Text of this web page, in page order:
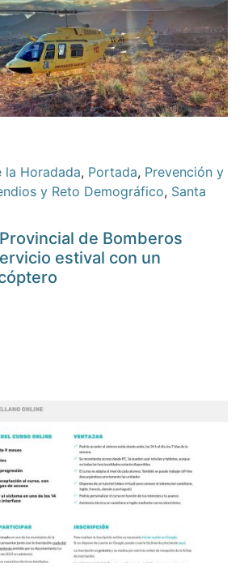
la Horadada, Portada, Prevención y
y Reto Demográfico, Santa
de Bomberos
estival con un